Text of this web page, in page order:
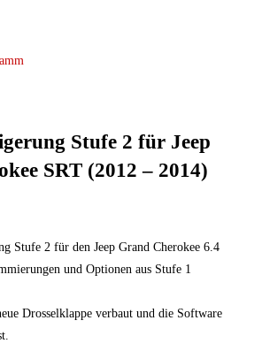
Stufe 2 für Jeep
SRT (2012 – 2014)
Stufe 2 für den Jeep Grand Cherokee 6.4
und Optionen aus Stufe 1
Drosselklappe verbaut und die Software